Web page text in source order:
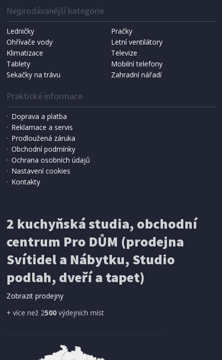
479 Kč
Nejprodávanější kategorie
Ledničky
Pračky
Ohřívače vody
Letní ventilátory
Klimatizace
Televize
Tablety
Mobilní telefony
Sekačky na trávu
Zahradní nářadí
Praktické informace
Doprava a platba
Reklamace a servis
Prodloužená záruka
Obchodní podmínky
Ochrana osobních údajů
Nastavení cookies
Kontakty
2 kuchyňská studia, obchodní
centrum Pro DŮM (prodejna
Svítidel a Nábytku, Studio
podlah, dveří a tapet)
Zobrazit prodejny
+ více než 2500 výdejních míst